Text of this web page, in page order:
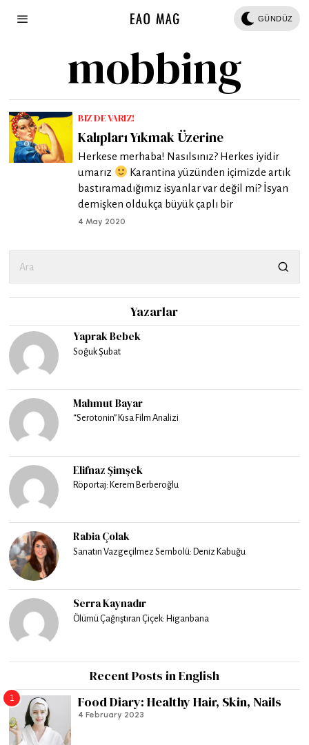
GÜNDÜZ
mobbing
BIZ DE VARIZ!
Kalıpları Yıkmak Üzerine
Herkese merhaba! Nasılsınız? Herkes iyidir
umarız
Karantina yüzünden içimizde artık
bastıramadığımız isyanlar var değil mi? İsyan
demişken oldukça büyük çaplı bir
4 May 2020
Yazarlar
Yaprak Bebek
Soğuk Şubat
Mahmut Bayar
“Serotonin” Kısa Film Analizi
Elifnaz Şimşek
Röportaj: Kerem Berberoğlu
Rabia Çolak
Sanatın Vazgeçilmez Sembolü: Deniz Kabuğu
Serra Kaynadır
Ölümü Çağrıştıran Çiçek: Higanbana
Recent Posts in English
1 Food Diary: Healthy Hair, Skin, Nails
4 February 2023